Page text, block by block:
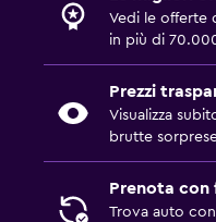
Vedi le offerte
in più di
Prezzi
Visualizza
brutte
Prenota con
Trova auto